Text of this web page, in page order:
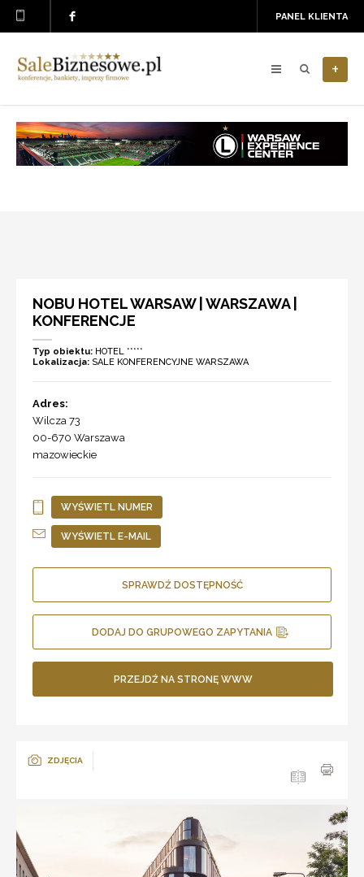
PANEL KLIENTA
+
NOBU HOTEL WARSAW | WARSZAWA |
KONFERENCJE
Typ obiektu: HOTEL *****
Lokalizacja: SALE KONFERENCYJNE WARSZAWA
Adres:
Wilcza 73
00-670 Warszawa
mazowieckie
WYŚWIETL NUMER
WYŚWIETL E-MAIL
SPRAWDŹ DOSTĘPNOŚĆ
DODAJ DO GRUPOWEGO ZAPYTANIA
PRZEJDŹ NA STRONĘ WWW
ZDJĘCIA